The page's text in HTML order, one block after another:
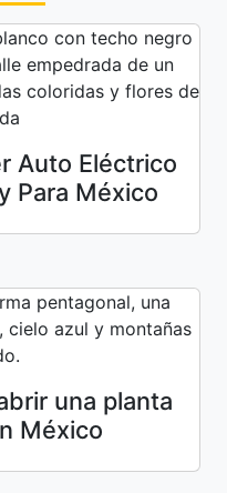
Auto Eléctrico
Para México
una planta
México